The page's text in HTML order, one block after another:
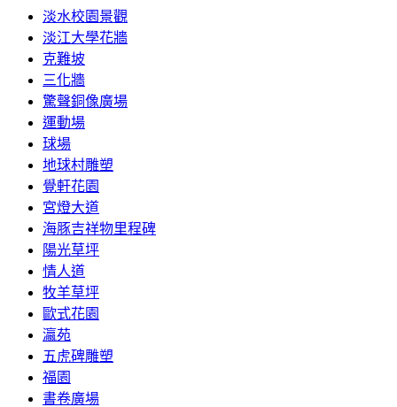
淡水校園景觀
淡江大學花牆
克難坡
三化牆
驚聲銅像廣場
運動場
球場
地球村雕塑
覺軒花園
宮燈大道
海豚吉祥物里程碑
陽光草坪
情人道
牧羊草坪
歐式花園
瀛苑
五虎碑雕塑
福園
書卷廣場